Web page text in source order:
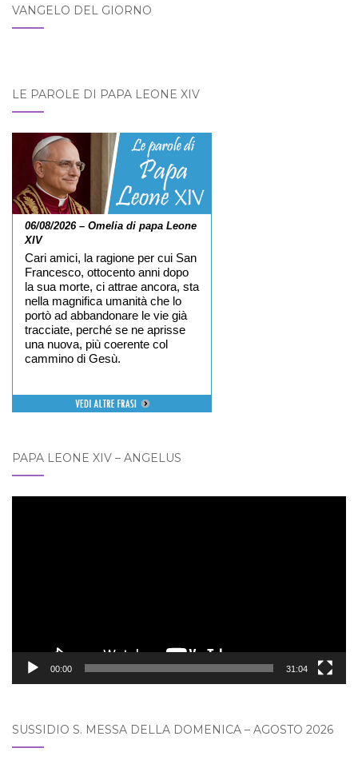
VANGELO DEL GIORNO
LE PAROLE DI PAPA LEONE XIV
06/08/2026 – Omelia di papa Leone
XIV
Cari amici, la ragione per cui San
Francesco, ottocento anni dopo
la sua morte, ci attrae ancora, sta
nella magnifica umanità che lo
portò ad abbandonare le vie già
tracciate, perché se ne aprisse
una nuova, più coerente col
cammino di Gesù.
PAPA LEONE XIV – ANGELUS
00:00 31:04
SUSSIDIO S. MESSA DELLA DOMENICA – AGOSTO 2026